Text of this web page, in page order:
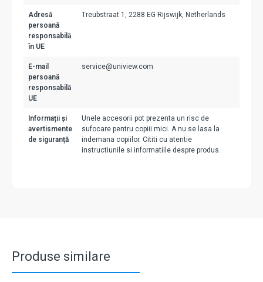
Adresă
persoană
responsabilă
în UE
Treubstraat 1, 2288 EG Rijswijk, Netherlands
E-mail
persoană
responsabilă
UE
service@uniview.com
Informații și
avertismente
de siguranță
Unele accesorii pot prezenta un risc de
sufocare pentru copiii mici. A nu se lasa la
indemana copiilor. Cititi cu atentie
instructiunile si informatiile despre produs.
Produse similare